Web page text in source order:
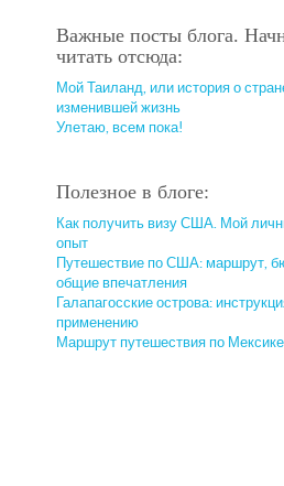
Важные посты блога.
читать отсюда:
Мой Таиланд, или история о
изменившей жизнь
Улетаю, всем пока!
Полезное в блоге:
Как получить визу США. Мой
опыт
Путешествие по США: маршрут,
общие впечатления
Галапагосские острова:
применению
Маршрут путешествия по Мексике